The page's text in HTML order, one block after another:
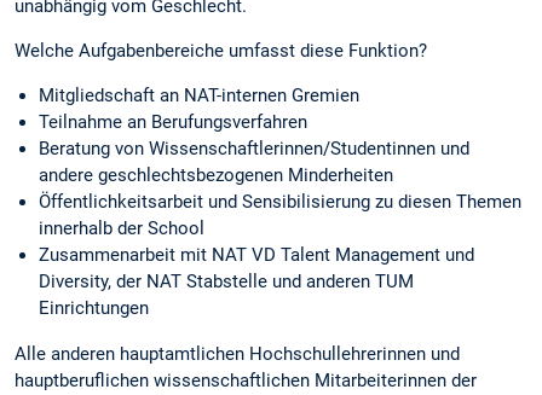
unabhängig vom Geschlecht.
Welche Aufgabenbereiche umfasst diese Funktion?
Mitgliedschaft an NAT-internen Gremien
Teilnahme an Berufungsverfahren
Beratung von Wissenschaftlerinnen/Studentinnen und
andere geschlechtsbezogenen Minderheiten
Öffentlichkeitsarbeit und Sensibilisierung zu diesen Themen
innerhalb der School
Zusammenarbeit mit NAT VD Talent Management und
Diversity, der NAT Stabstelle und anderen TUM
Einrichtungen
Alle anderen hauptamtlichen Hochschullehrerinnen und
hauptberuflichen wissenschaftlichen Mitarbeiterinnen der